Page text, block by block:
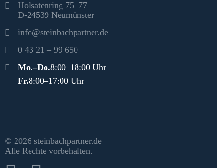
Kontakt
Holsatenring 75–77
D-24539 Neumünster
info@steinbachpartner.de
0 43 21 – 99 650
Öffnungszeiten
Mo.–Do.8:00–18:00 Uhr
Fr.8:00–17:00 Uhr
Rechtliches & Social Media
© 2026 steinbachpartner.de
Alle Rechte vorbehalten.